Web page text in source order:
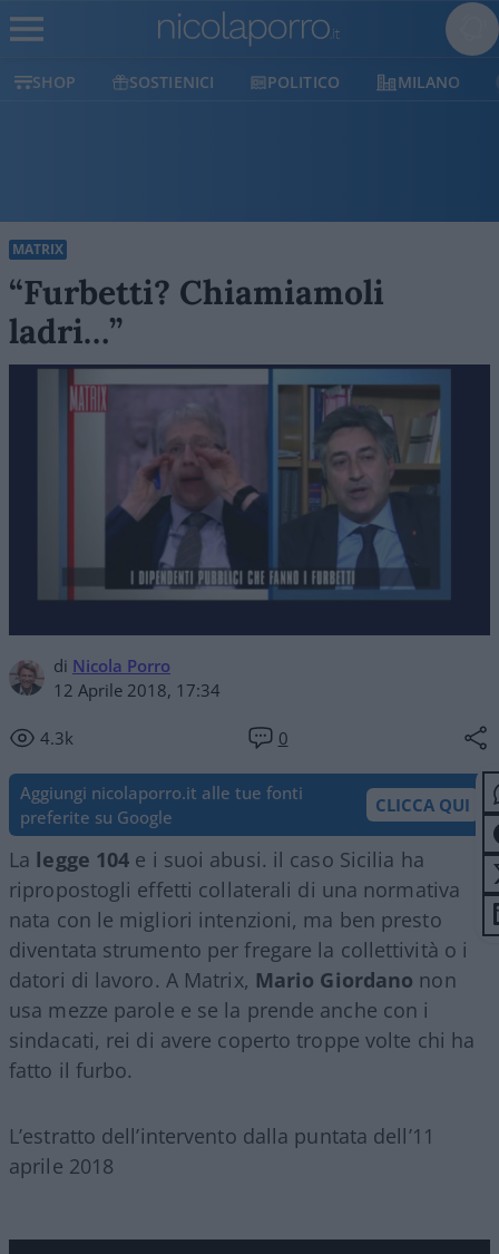
SHOP SOSTIENICI POLITICO MILANO
MATRIX
“Furbetti? Chiamiamoli
ladri…”
di Nicola Porro
12 Aprile 2018, 17:34
4.3k 0
Aggiungi nicolaporro.it alle tue fonti
preferite su Google
CLICCA QUI
La legge 104 e i suoi abusi. il caso Sicilia ha
ripropostogli effetti collaterali di una normativa
nata con le migliori intenzioni, ma ben presto
diventata strumento per fregare la collettività o i
datori di lavoro. A Matrix, Mario Giordano non
usa mezze parole e se la prende anche con i
sindacati, rei di avere coperto troppe volte chi ha
fatto il furbo.
L’estratto dell’intervento dalla puntata dell’11
aprile 2018